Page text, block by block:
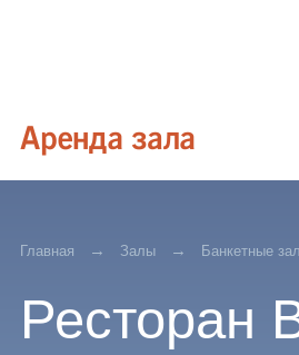
Главная Залы Банкетные
Ресторан